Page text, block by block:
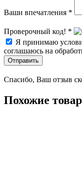
Ваши впечатления *
Проверочный код! *
Я принимаю
соглашаюсь на
Отправить
Спасибо, Ваш отзыв
Похожие